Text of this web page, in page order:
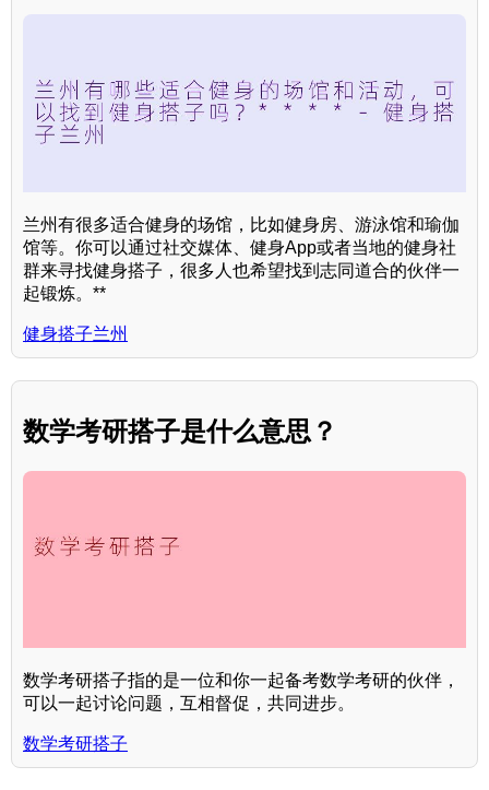
兰州有很多适合健身的场馆，比如健身房、游泳馆和瑜伽
馆等。你可以通过社交媒体、健身App或者当地的健身社
群来寻找健身搭子，很多人也希望找到志同道合的伙伴一
起锻炼。**
健身搭子兰州
数学考研搭子是什么意思？
数学考研搭子指的是一位和你一起备考数学考研的伙伴，
可以一起讨论问题，互相督促，共同进步。
数学考研搭子